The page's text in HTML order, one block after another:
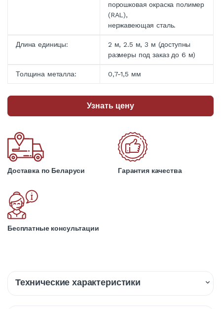
порошковая окраска полимер
(RAL),
нержавеющая сталь.
Длина единицы:
2 м, 2.5 м, 3 м (доступны
размеры под заказ до 6 м)
Толщина металла: 0,7-1,5 мм
Узнать цену
Доставка по Беларуси Гарантия качества
Бесплатные консультации
Технические характеристики
Описание